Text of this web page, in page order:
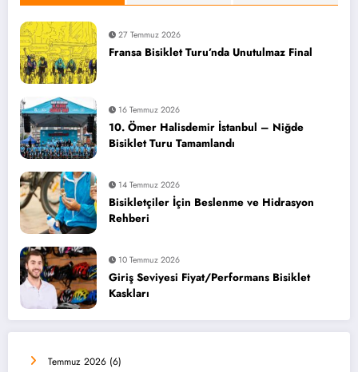
27 Temmuz 2026
Fransa Bisiklet Turu’nda Unutulmaz Final
16 Temmuz 2026
10. Ömer Halisdemir İstanbul – Niğde
Bisiklet Turu Tamamlandı
14 Temmuz 2026
Bisikletçiler İçin Beslenme ve Hidrasyon
Rehberi
10 Temmuz 2026
Giriş Seviyesi Fiyat/Performans Bisiklet
Kaskları
Temmuz 2026 (6)